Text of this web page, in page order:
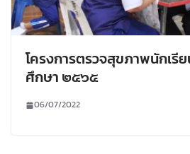
โครงการตรวจสุขภาพนักเรี
ศึกษา ๒๕๖๕
06/07/2022